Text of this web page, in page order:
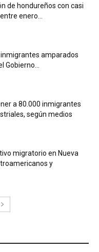
de hondureños con casi
enero...
inmigrantes amparados
Gobierno...
a 80.000 inmigrantes
según medios
migratorio en Nueva
y